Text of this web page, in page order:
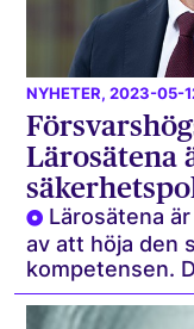
NYHETER, 2023-05-
Lärosätena
Lärosätena
av att höja den
kompetensen.